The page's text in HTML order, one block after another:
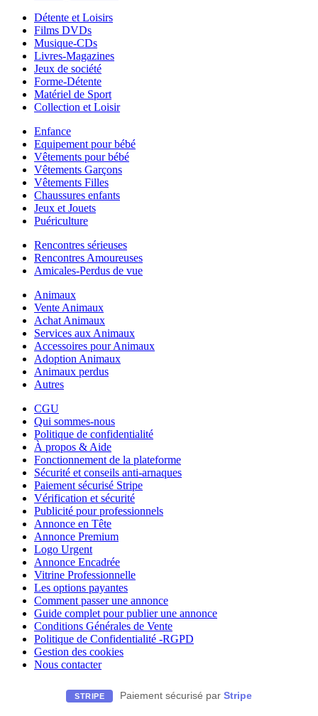
Détente et Loisirs
Films DVDs
Musique-CDs
Livres-Magazines
Jeux de société
Forme-Détente
Matériel de Sport
Collection et Loisir
Enfance
Equipement pour bébé
Vêtements pour bébé
Vêtements Garçons
Vêtements Filles
Chaussures enfants
Jeux et Jouets
Puériculture
Rencontres sérieuses
Rencontres Amoureuses
Amicales-Perdus de vue
Animaux
Vente Animaux
Achat Animaux
Services aux Animaux
Accessoires pour Animaux
Adoption Animaux
Animaux perdus
Autres
CGU
Qui sommes-nous
Politique de confidentialité
À propos & Aide
Fonctionnement de la plateforme
Sécurité et conseils anti-arnaques
Paiement sécurisé Stripe
Vérification et sécurité
Publicité pour professionnels
Annonce en Tête
Annonce Premium
Logo Urgent
Annonce Encadrée
Vitrine Professionnelle
Les options payantes
Comment passer une annonce
Guide complet pour publier une annonce
Conditions Générales de Vente
Politique de Confidentialité -RGPD
Gestion des cookies
Nous contacter
STRIPE Paiement sécurisé par Stripe